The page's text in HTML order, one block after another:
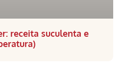
receita suculenta e